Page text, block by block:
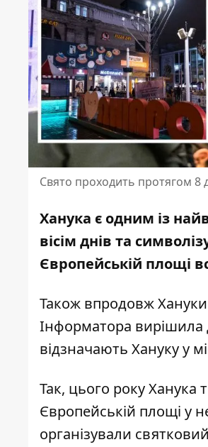
Свято проходить протягом 8
Ханука є одним із
вісім днів та
Європейській площі
Також впродовж Хануки
Інформатора вирішила
відзначають Хануку у
Так, цього року Ханука
Європейській площі у
організували